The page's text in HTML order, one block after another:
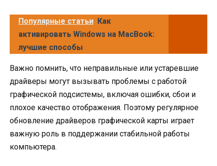
Популярные статьи Как
активировать Windows на MacBook:
лучшие способы
Важно помнить, что неправильные или устаревшие
драйверы могут вызывать проблемы с работой
графической подсистемы, включая ошибки, сбои и
плохое качество отображения. Поэтому регулярное
обновление драйверов графической карты играет
важную роль в поддержании стабильной работы
компьютера.